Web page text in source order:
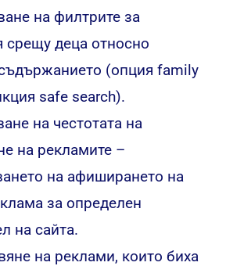
на филтрите за
срещу деца относно
(опция family
safe search).
на честотата на
на рекламите –
на афиширането на
за определен
на сайта.
на реклами, които биха